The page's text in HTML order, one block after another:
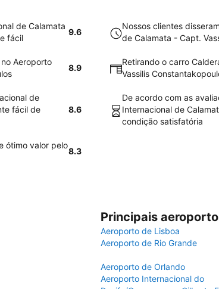
de Calamata
fácil
9.6
Nossos clientes
de Calamata - Capt.
Aeroporto
8.9
Retirando o carro
Vassilis
de
fácil de
8.6
De acordo com as
Internacional de
condição satisfatória
ótimo valor pelo
8.3
Principais
Aeroporto de Lisboa
Aeroporto de Rio Grande
Aeroporto de Orlando
Aeroporto Internacional do